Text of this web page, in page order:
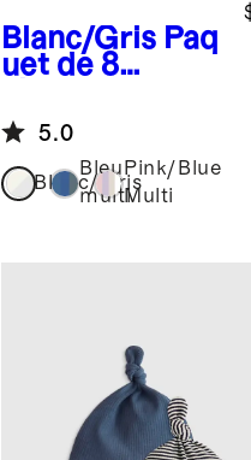
Blanc/Gris Paq
uet de 8
coton
biologique à
revers
5.0
Blanc/Gris
Bleu
multi
Pink/Blue
Multi